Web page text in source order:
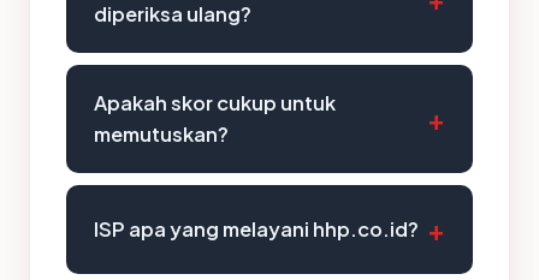
diperiksa ulang?
Apakah skor cukup untuk
memutuskan?
ISP apa yang melayani hhp.co.id?